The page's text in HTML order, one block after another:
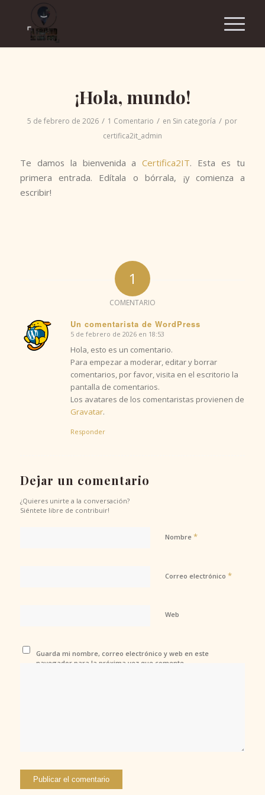
¡Hola, mundo!
5 de febrero de 2026 / 1 Comentario / en Sin categoría / por
certifica2it_admin
Te damos la bienvenida aCertifica2IT. Esta es tu
primera entrada. Edítala o bórrala, ¡y comienza a
escribir!
1
COMENTARIO
Un comentarista de WordPress
Dice:
5 de febrero de 2026 en 18:53
Hola, esto es un comentario.
Para empezar a moderar, editar y borrar
comentarios, por favor, visita en el escritorio la
pantalla de comentarios.
Los avatares de los comentaristas provienen de
Gravatar.
Responder
Dejar un comentario
¿Quieres unirte a la conversación?
Siéntete libre de contribuir!
Nombre *
Correo electrónico *
Web
Guarda mi nombre, correo electrónico y web en este
navegador para la próxima vez que comente.